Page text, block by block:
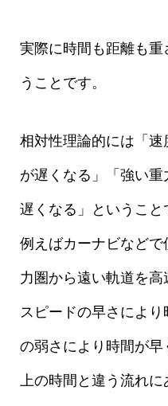
実際に時間も距離も
うことです。
相対性理論的には「
が遅くなる」「強い
遅くなる」ということ
例えばカーナビなど
力圏から遠い軌道を
スピードの早さによ
の弱さにより時間が
上の時間と違う流れ